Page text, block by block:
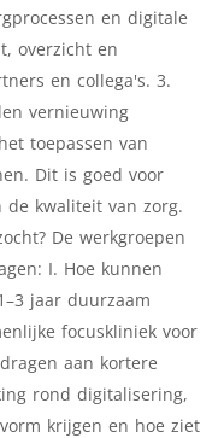
en digitale
overzicht en
en collega's. 3.
vernieuwing
toepassen van
Dit is goed voor
kwaliteit van zorg.
De werkgroepen
I. Hoe kunnen
jaar duurzaam
focuskliniek voor
aan kortere
rond digitalisering,
krijgen en hoe ziet